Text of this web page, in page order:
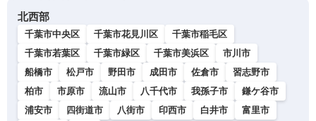
北西部
千葉市中央区 千葉市花見川区
千葉市稲毛区
千葉市若葉区
千葉市緑区 千葉市美浜区
市川市
船橋市
松戸市 野田市 成田市 佐倉市
習志野市
柏市
市原市 流山市 八千代市 我孫子市
鎌ケ谷市
浦安市
四街道市 八街市 印西市 白井市
富里市